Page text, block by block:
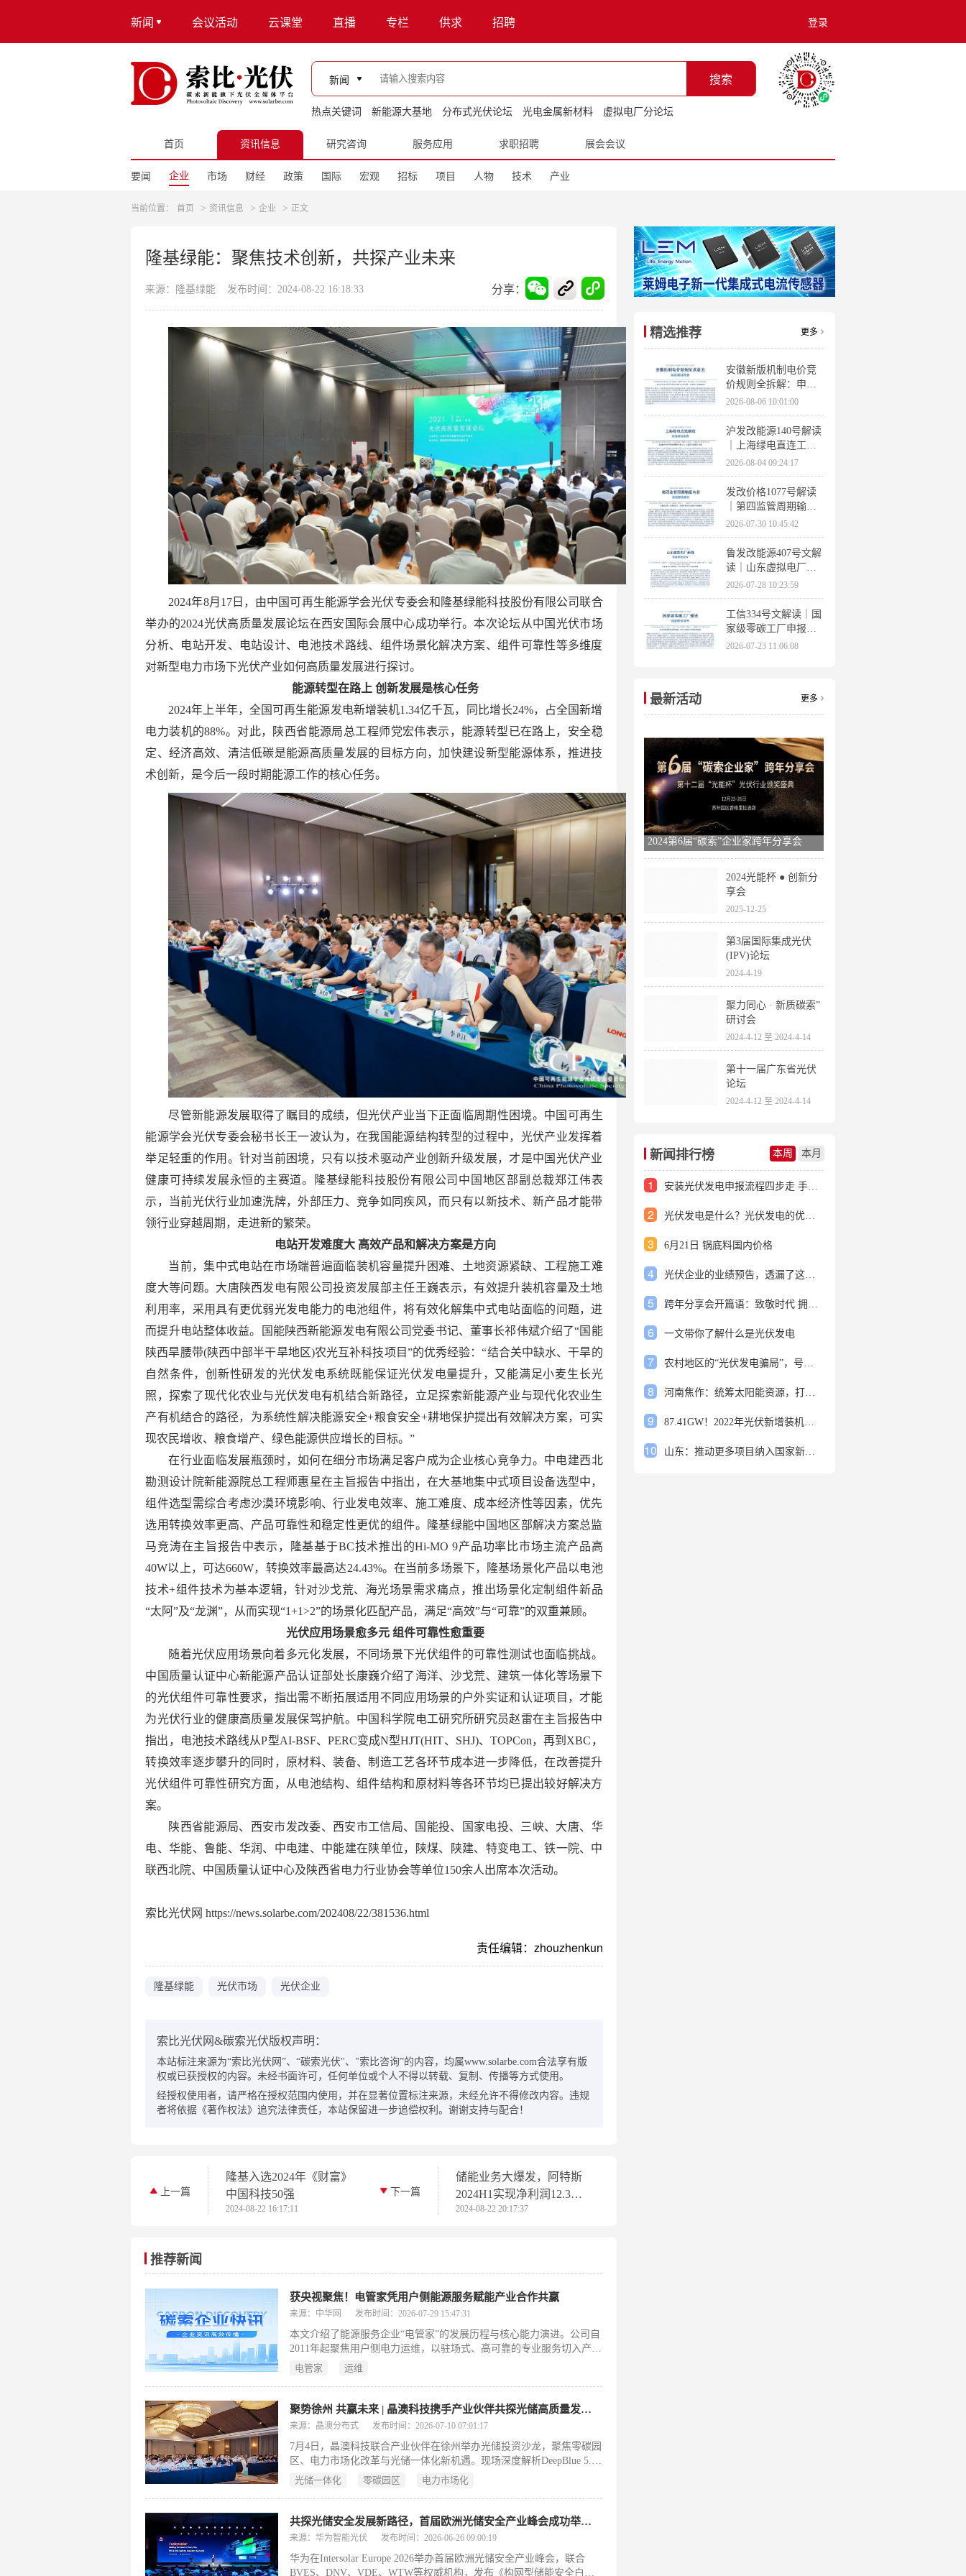
新闻 会议活动 云课堂 直播 专栏 供求 招聘 登录
新闻 搜索
热点关键词 新能源大基地 分布式光伏论坛 光电金属新材料 虚拟电厂分论坛
首页 资讯信息 研究咨询 服务应用 求职招聘 展会会议
要闻 企业 市场 财经 政策 国际 宏观 招标 项目 人物 技术 产业
当前位置： 首页 > 资讯信息 > 企业 > 正文
隆基绿能：聚焦技术创新，共探产业未来
来源：隆基绿能 发布时间：2024-08-22 16:18:33 分享：
2024年8月17日，由中国可再生能源学会光伏专委会和隆基绿能科技股份有限公司联合
举办的2024光伏高质量发展论坛在西安国际会展中心成功举行。本次论坛从中国光伏市场
分析、电站开发、电站设计、电池技术路线、组件场景化解决方案、组件可靠性等多维度
对新型电力市场下光伏产业如何高质量发展进行探讨。
能源转型在路上 创新发展是核心任务
2024年上半年，全国可再生能源发电新增装机1.34亿千瓦，同比增长24%，占全国新增
电力装机的88%。对此，陕西省能源局总工程师党宏伟表示，能源转型已在路上，安全稳
定、经济高效、清洁低碳是能源高质量发展的目标方向，加快建设新型能源体系，推进技
术创新，是今后一段时期能源工作的核心任务。
尽管新能源发展取得了瞩目的成绩，但光伏产业当下正面临周期性困境。中国可再生
能源学会光伏专委会秘书长王一波认为，在我国能源结构转型的过程中，光伏产业发挥着
举足轻重的作用。针对当前困境，只有以技术驱动产业创新升级发展，才是中国光伏产业
健康可持续发展永恒的主赛道。隆基绿能科技股份有限公司中国地区部副总裁郑江伟表
示，当前光伏行业加速洗牌，外部压力、竞争如同疾风，而只有以新技术、新产品才能带
领行业穿越周期，走进新的繁荣。
电站开发难度大 高效产品和解决方案是方向
当前，集中式电站在市场端普遍面临装机容量提升困难、土地资源紧缺、工程施工难
度大等问题。大唐陕西发电有限公司投资发展部主任王巍表示，有效提升装机容量及土地
利用率，采用具有更优弱光发电能力的电池组件，将有效化解集中式电站面临的问题，进
而提升电站整体收益。国能陕西新能源发电有限公司党委书记、董事长祁伟斌介绍了“国能
陕西旱腰带(陕西中部半干旱地区)农光互补科技项目”的优秀经验：“结合关中缺水、干旱的
自然条件，创新性研发的光伏发电系统既能保证光伏发电量提升，又能满足小麦生长光
照，探索了现代化农业与光伏发电有机结合新路径，立足探索新能源产业与现代化农业生
产有机结合的路径，为系统性解决能源安全+粮食安全+耕地保护提出有效解决方案，可实
现农民增收、粮食增产、绿色能源供应增长的目标。”
在行业面临发展瓶颈时，如何在细分市场满足客户成为企业核心竞争力。中电建西北
勘测设计院新能源院总工程师惠星在主旨报告中指出，在大基地集中式项目设备选型中，
组件选型需综合考虑沙漠环境影响、行业发电效率、施工难度、成本经济性等因素，优先
选用转换效率更高、产品可靠性和稳定性更优的组件。隆基绿能中国地区部解决方案总监
马竞涛在主旨报告中表示，隆基基于BC技术推出的Hi-MO 9产品功率比市场主流产品高
40W以上，可达660W，转换效率最高达24.43%。在当前多场景下，隆基场景化产品以电池
技术+组件技术为基本逻辑，针对沙戈荒、海光场景需求痛点，推出场景化定制组件新品
“太阿”及“龙渊”，从而实现“1+1>2”的场景化匹配产品，满足“高效”与“可靠”的双重兼顾。
光伏应用场景愈多元 组件可靠性愈重要
随着光伏应用场景向着多元化发展，不同场景下光伏组件的可靠性测试也面临挑战。
中国质量认证中心新能源产品认证部处长康巍介绍了海洋、沙戈荒、建筑一体化等场景下
的光伏组件可靠性要求，指出需不断拓展适用不同应用场景的户外实证和认证项目，才能
为光伏行业的健康高质量发展保驾护航。中国科学院电工研究所研究员赵雷在主旨报告中
指出，电池技术路线从P型AI-BSF、PERC变成N型HJT(HIT、SHJ)、TOPCon，再到XBC，
转换效率逐步攀升的同时，原材料、装备、制造工艺各环节成本进一步降低，在改善提升
光伏组件可靠性研究方面，从电池结构、组件结构和原材料等各环节均已提出较好解决方
案。
陕西省能源局、西安市发改委、西安市工信局、国能投、国家电投、三峡、大唐、华
电、华能、鲁能、华润、中电建、中能建在陕单位，陕煤、陕建、特变电工、铁一院、中
联西北院、中国质量认证中心及陕西省电力行业协会等单位150余人出席本次活动。
索比光伏网 https://news.solarbe.com/202408/22/381536.html
责任编辑：zhouzhenkun
隆基绿能 光伏市场 光伏企业
索比光伏网&碳索光伏版权声明：
本站标注来源为“索比光伏网”、“碳索光伏"、"索比咨询”的内容，均属www.solarbe.com合法享有版
权或已获授权的内容。未经书面许可，任何单位或个人不得以转载、复制、传播等方式使用。
经授权使用者，请严格在授权范围内使用，并在显著位置标注来源，未经允许不得修改内容。违规
者将依据《著作权法》追究法律责任，本站保留进一步追偿权利。谢谢支持与配合！
上一篇
隆基入选2024年《财富》
中国科技50强
2024-08-22 16:17:11
下一篇
储能业务大爆发，阿特斯
2024H1实现净利润12.39
亿元
2024-08-22 20:17:37
推荐新闻
获央视聚焦！电管家凭用户侧能源服务赋能产业合作共赢
来源：中华网 发布时间：2026-07-29 15:47:31
本文介绍了能源服务企业“电管家”的发展历程与核心能力演进。公司自
2011年起聚焦用户侧电力运维，以驻场式、高可靠的专业服务切入产业
园区、机场、数据中心等关键场景，筑牢电力安全底线，积累上千家头
字化赋能，于2023年推出“法拉第”综合能源管理平台，融合AI、大数据
与物联网技术，实现负荷预测、智能充放电优化及多源设备协同调度，
此基础上，公司形成“1+N”商业模式——以电力托管为入口，延伸新能
源开发、储能运营、电力交易等多元增值服务，并通过全国合伙人计划
推动能力复制与生态共建，加速用户侧能源服务规模化落地。（198
电管家 运维
聚势徐州 共赢未来 | 晶澳科技携手产业伙伴共探光储高质量发展新路径
来源：晶澳分布式 发布时间：2026-07-10 07:01:17
7月4日，晶澳科技联合产业伙伴在徐州举办光储投资沙龙，聚焦零碳园
区、电力市场化改革与光储一体化新机遇。现场深度解析DeepBlue 5.0
组件技术优势——发电量提升2.5%，工商业光储项目IRR提升36.5%；
光储一体化 零碳园区 电力市场化
共探光储安全发展新路径，首届欧洲光储安全产业峰会成功举办！
来源：华为智能光伏 发布时间：2026-06-26 09:00:19
华为在Intersolar Europe 2026举办首届欧洲光储安全产业峰会，联合
BVES、DNV、VDE、WTW等权威机构，发布《构网型储能安全白皮
精选推荐 更多
安徽新版机制电价竞
价规则全拆解：申报
条件、保函罚则、出
清机制、聚合商门槛
2026-08-06 10:01:00
沪发改能源140号解读
｜上海绿电直连工作
方案 申报条件、源荷
指标、场景优先级全
梳理
2026-08-04 09:24:17
发改价格1077号解读
｜第四监管周期输配
电价落地 电量电价下
调容量电价上调
2026-07-30 10:45:42
鲁发改能源407号文解
读｜山东虚拟电厂管
理办法全文 分布式光
伏打包入市规则详解
2026-07-28 10:23:59
工信334号文解读｜国
家级零碳工厂申报条
件、三大硬性指标、
2026-07-23 11:06:08
最新活动 更多
2024第6届“碳索”企业家跨年分享会
2024光能杯 ● 创新分
享会
2025-12-25
第3届国际集成光伏
(IPV)论坛
2024-4-19
聚力同心 · 新质碳索”
研讨会
2024-4-12 至 2024-4-14
第十一届广东省光伏
论坛
2024-4-12 至 2024-4-14
新闻排行榜 本周 本月
1 安装光伏发电申报流程四步走 手把手教你装起光伏电站
2 光伏发电是什么？光伏发电的优缺点有哪些？
3 6月21日 锅底料国内价格
4 光伏企业的业绩预告，透漏了这些信号
5 跨年分享会开篇语：致敬时代 拥抱变革
6 一文带你了解什么是光伏发电
7 农村地区的“光伏发电骗局”，号称能用屋顶赚钱，不少人已经上当
8 河南焦作：统筹太阳能资源，打造百万千瓦级光伏基地
9 87.41GW！2022年光伏新增装机规模发布
10 山东：推动更多项目纳入国家新增风光大基地项目